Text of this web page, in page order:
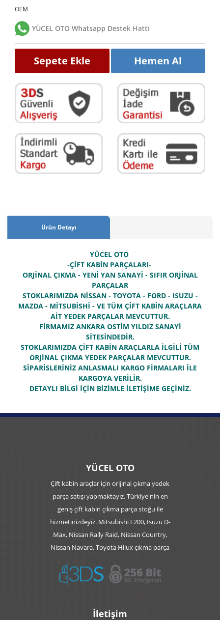
OEM
YÜCEL OTO Whatsapp Destek Hattı
Sepete Ekle Hemen Al
Ürün Detayı
YÜCEL OTO
-ÇİFT KABİN PARÇALARI-
ORJİNAL ÇIKMA - YENİ YAN SANAYİ - SIFIR ORJİNAL
PARÇALAR
STOKLARIMIZDA NİSSAN - TOYOTA - FORD - ISUZU -
MAZDA - MİTSUBİSHİ - VE TÜM ÇİFT KABİN ARAÇLARA
AİT YEDEK PARÇALAR MEVCUTTUR.
FİRMAMIZ ANKARA OSTİM YILDIZ SANAYİ
SİTESİNDEDİR.
STOKLARIMIZDA ÇİFT KABİN ARAÇLARLA İLGİLİ TÜM
ORJİNAL ÇIKMA YEDEK PARÇALAR MEVCUTTUR.
SİPARİSLERİNİZ ANLASMALI KARGO FİRMALARI İLE
KARGOYA VERİLİR.
DETAYLI BİLGİ İÇİN BİZİMLE İLETİŞİME GEÇİNİZ.
YÜCEL OTO
Çift kabin araçlar için orijinal çıkma yedek
parça satışı yapmaktayız. Türkiye'nin en
geniş çift kabin çıkma parça stoğu ile
hizmetinizdeyiz. Mitsubishi L200, Isuzu D-
Max, Nissan Rally Raid, Nissan Country,
Nissan Navara, Toyota Hilux çıkma parça
İletişim